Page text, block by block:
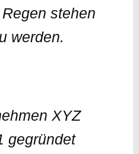
stehen
werden.
XYZ
gegründet